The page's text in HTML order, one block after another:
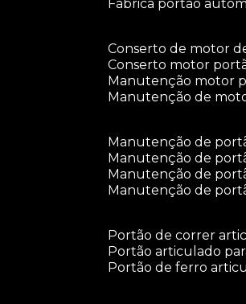
fábrica portão
conserto de motor
conserto motor
manutenção motor
manutenção de
manutenção de
manutenção de
manutenção de
manutenção de
portão de correr
portão articulado
portão de ferro